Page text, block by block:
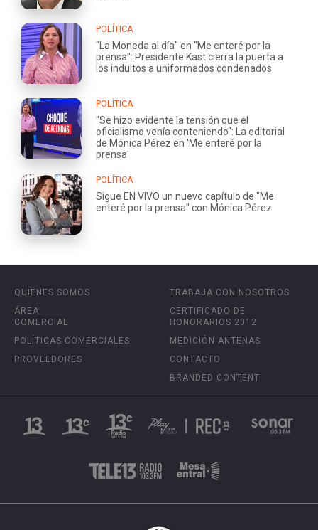
POLÍTICA
"La Moneda al día" en "Me enteré por la
prensa": Presidente Kast cierra la puerta a
los indultos a uniformados condenados
POLÍTICA
"Se hizo evidente la tensión que el
oficialismo venía conteniendo": La editorial
de Mónica Pérez en 'Me enteré por la
prensa'
POLÍTICA
Sigue EN VIVO un nuevo capítulo de "Me
enteré por la prensa" con Mónica Pérez
QUIÉNES SOMOS
ÁREA
COMERCIAL
POLÍTICAS COMERCIALES
PROVEEDORES
TRABAJA CON NOSOTROS
CERTIFICADO DE
HONORARIOS 2012
MEDICIÓN ANTENAS
CONTACTO
BRANDED CONTENT